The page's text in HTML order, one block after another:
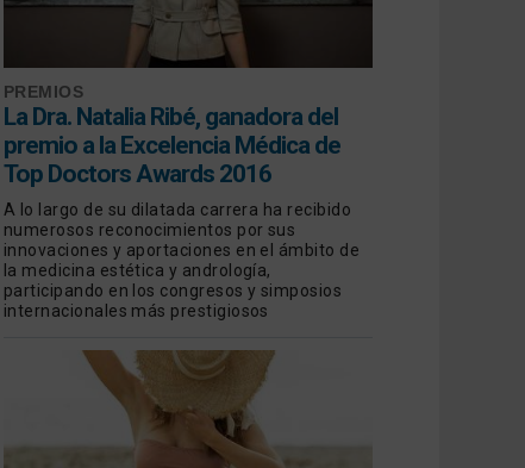
PREMIOS
La Dra. Natalia Ribé, ganadora del
premio a la Excelencia Médica de
Top Doctors Awards 2016
A lo largo de su dilatada carrera ha recibido
numerosos reconocimientos por sus
innovaciones y aportaciones en el ámbito de
la medicina estética y andrología,
participando en los congresos y simposios
internacionales más prestigiosos